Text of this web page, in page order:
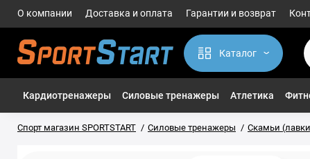
О компании Доставка и оплата Гарантии и возврат
Каталог
Кардиотренажеры Силовые тренажеры Атлетика
Спорт магазин SPORTSTART Силовые тренажеры Скамьи